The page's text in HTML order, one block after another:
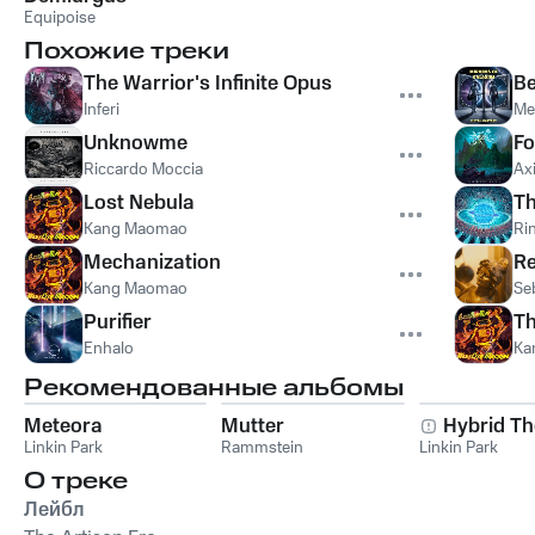
Equipoise
Похожие треки
The Warrior's Infinite Opus
Inferi
Unknowme
Riccardo Moccia
Lost Nebula
Kang Maomao
Mechanization
Kang Maomao
Purifier
Enhalo
Рекомендованные альбомы
Meteora
Linkin Park
Mutter
Rammstein
Hybrid
Linkin Park
О треке
Лейбл